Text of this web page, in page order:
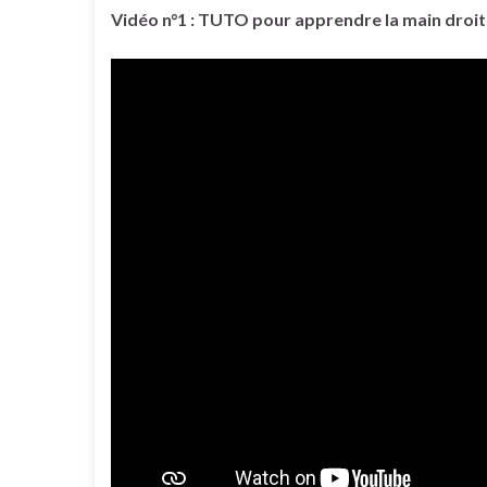
Vidéo n°1 : TUTO pour apprendre la main